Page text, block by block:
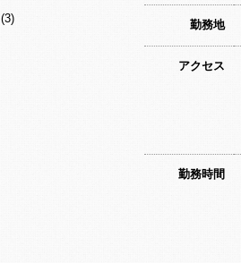
(3) 勤務地
アクセス
勤務時間